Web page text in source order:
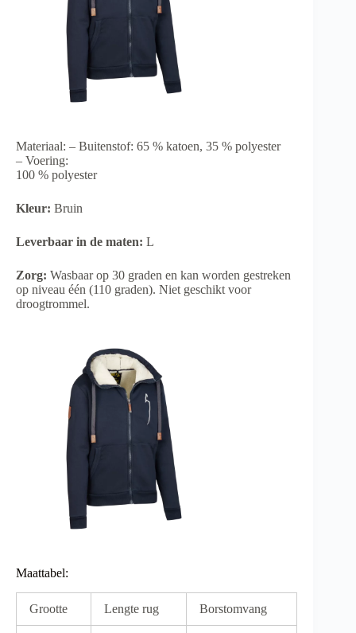
Materiaal: – Buitenstof: 65 % katoen, 35 % polyester
– Voering:
100 % polyester
Kleur: Bruin
Leverbaar in de maten: L
Zorg: Wasbaar op 30 graden en kan worden gestreken
op niveau één (110 graden). Niet geschikt voor
droogtrommel.
Maattabel:
Grootte Lengte rug Borstomvang